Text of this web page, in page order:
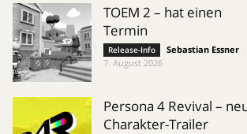
TOEM 2 – hat einen
Termin
Release-Info Sebastian Essner
7. August 2026
Persona 4 Revival –
Charakter-Trailer